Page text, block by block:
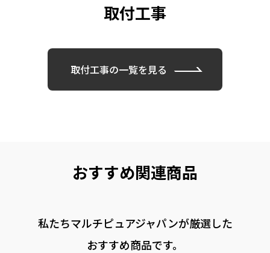
取付工事
取付工事の一覧を見る
おすすめ関連商品
私たちマルチピュアジャパンが厳選した
おすすめ商品です。